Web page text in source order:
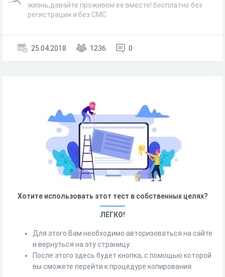
жизнь,давайте проживем ее вместе! бесплатно без
регистрации и без СМС
25.04.2018 1236 0
Хотите использовать этот тест в собственных целях?
ЛЕГКО!
Для этого Вам необходимо авторизоваться на сайте
и вернуться на эту страницу.
После этого здесь будет кнопка, с помощью которой
вы сможете перейти к процедуре копирования.